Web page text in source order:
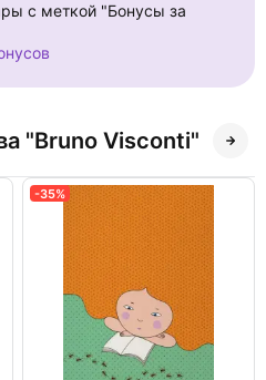
с меткой "Бонусы за
"Bruno Visconti"
-35%